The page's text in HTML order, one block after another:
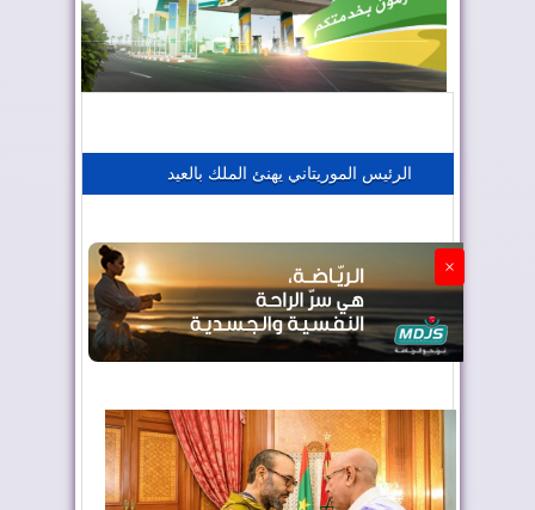
المغرب يعزز موقعه في صناعة الطيران
الرئيس الموريتاني يهنئ الملك بالعيد
×